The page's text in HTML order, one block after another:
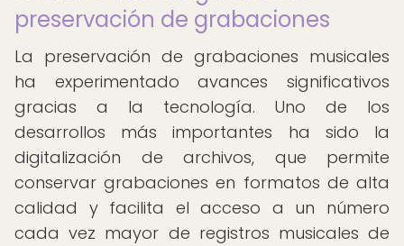
preservación de grabaciones
La preservación de grabaciones musicales
ha experimentado avances significativos
gracias a la tecnología. Uno de los
desarrollos más importantes ha sido la
digitalización de archivos, que permite
conservar grabaciones en formatos de alta
calidad y facilita el acceso a un número
cada vez mayor de registros musicales de